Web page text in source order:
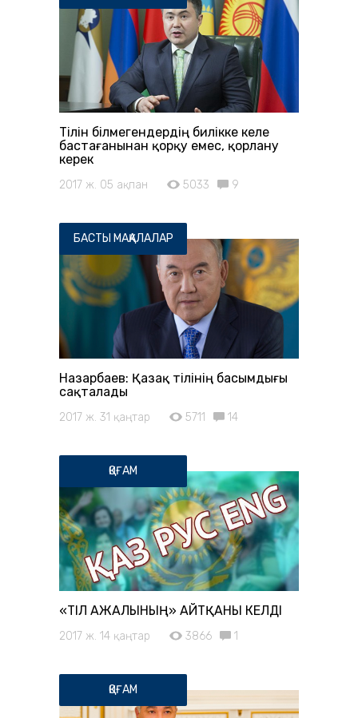
Тілін білмегендердің билікке келе
бастағанынан қорқу емес, қорлану
керек
2017 ж. 05 ақпан 5033 9
БАСТЫ МАҚАЛАЛАР
Назарбаев: Қазақ тілінің басымдығы
сақталады
2017 ж. 31 қаңтар 5711 14
ҚОҒАМ
«ТІЛ АЖАЛЫНЫҢ» АЙТҚАНЫ КЕЛДІ
2017 ж. 14 қаңтар 3866 1
ҚОҒАМ